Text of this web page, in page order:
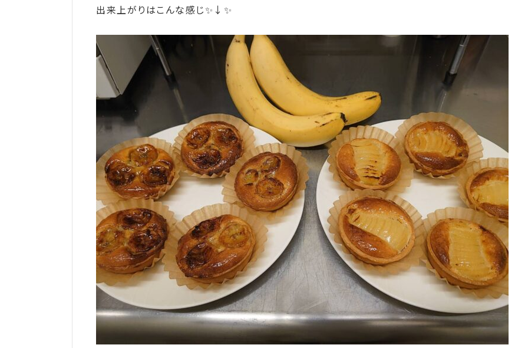
出来上がりはこんな感じ✨↓✨